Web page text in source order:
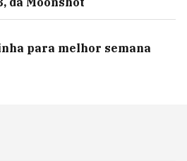
para melhor semana